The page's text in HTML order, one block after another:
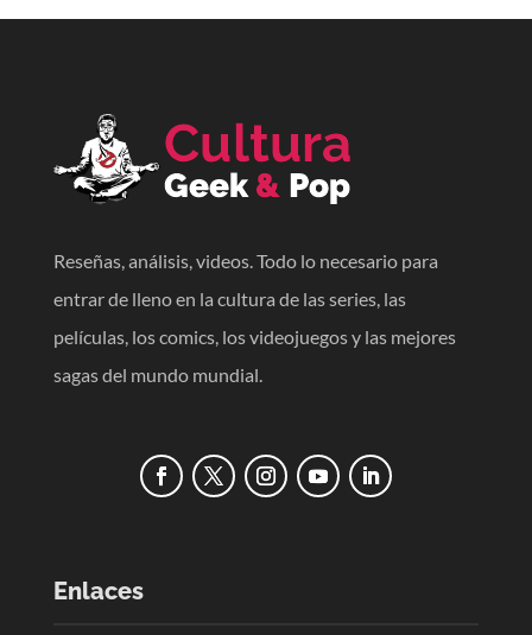
Reseñas, análisis, videos. Todo lo necesario para
entrar de lleno en la cultura de las series, las
películas, los comics, los videojuegos y las mejores
sagas del mundo mundial.
Enlaces